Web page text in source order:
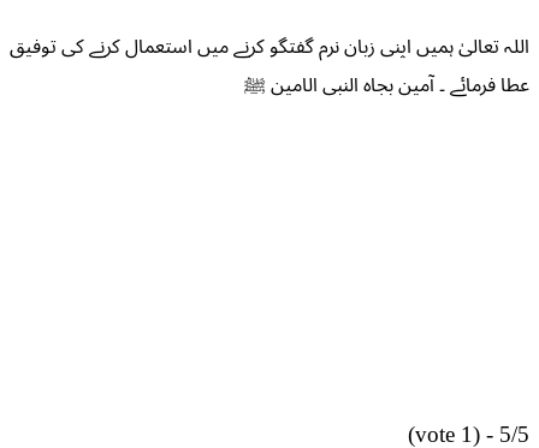
اللہ تعالیٰ ہمیں اپنی زبان نرم گفتگو کرنے میں استعمال کرنے کی توفیق
عطا فرمائے ۔ آمین بجاہ النبی الامین ﷺ
5/5 - (1 vote)